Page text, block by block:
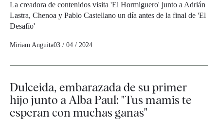
La creadora de contenidos visita 'El Hormiguero' junto a Adrián
Lastra, Chenoa y Pablo Castellano un día antes de la final de 'El
Desafío'
Miriam Anguita03 / 04 / 2024
Dulceida, embarazada de su primer
hijo junto a Alba Paul: "Tus mamis te
esperan con muchas ganas"